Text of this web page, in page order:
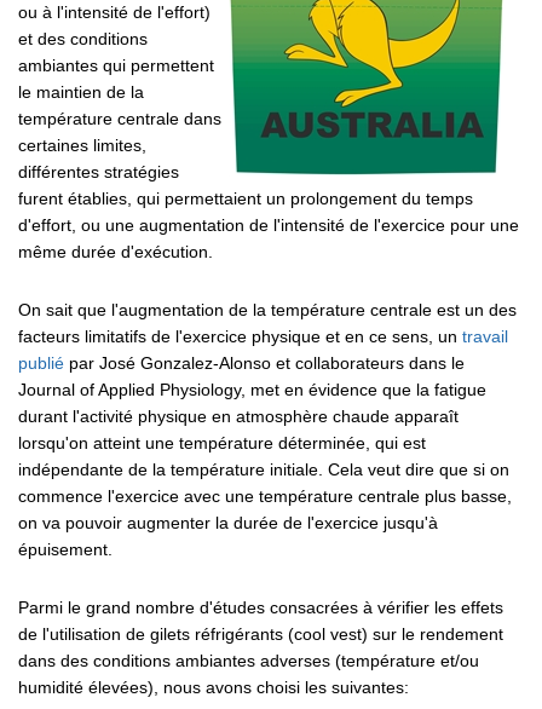
ou à l'intensité de l'effort)
et des conditions
ambiantes qui permettent
le maintien de la
température centrale dans
certaines limites,
différentes stratégies
furent établies, qui permettaient un prolongement du temps
d'effort, ou une augmentation de l'intensité de l'exercice pour une
même durée d'exécution.
On sait que l'augmentation de la température centrale est un des
facteurs limitatifs de l'exercice physique et en ce sens, un travail
publié par José Gonzalez-Alonso et collaborateurs dans le
Journal of Applied Physiology, met en évidence que la fatigue
durant l'activité physique en atmosphère chaude apparaît
lorsqu'on atteint une température déterminée, qui est
indépendante de la température initiale. Cela veut dire que si on
commence l'exercice avec une température centrale plus basse,
on va pouvoir augmenter la durée de l'exercice jusqu'à
épuisement.
Parmi le grand nombre d'études consacrées à vérifier les effets
de l'utilisation de gilets réfrigérants (cool vest) sur le rendement
dans des conditions ambiantes adverses (température et/ou
humidité élevées), nous avons choisi les suivantes: